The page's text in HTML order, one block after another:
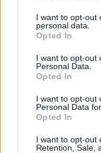
not limited to your
grant or deny
use your data for
consent section.
I want to opt-out
personal data.
Opted In
I want to opt-out
Personal Data.
Opted In
I want to opt-out
Personal Data
Opted In
I want to opt-out
Retention, Sale,